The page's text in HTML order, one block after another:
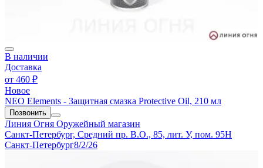
В наличии
Доставка
от 460 ₽
Новое
NEO Elements - Защитная смазка Protective Oil, 210 мл
Позвонить
Линия Огня Оружейный магазин
Санкт-Петербург, Средний пр. В.О., 85, лит. У, пом. 95Н
Санкт-Петербург8/2/26